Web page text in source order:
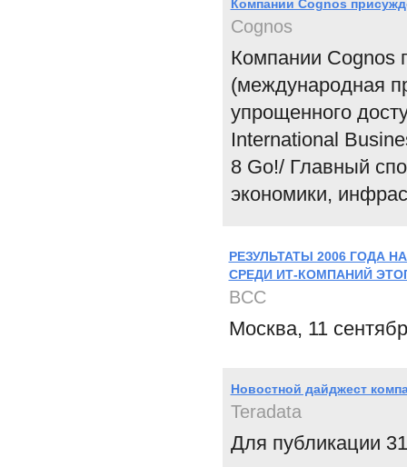
Компании Cognos
Cognos
Компании Cognos
(международная
упрощенного
International
8 Go!/ Главный
экономики,
РЕЗУЛЬТАТЫ 2006 ГОДА
СРЕДИ ИТ-КОМПАНИЙ
BCC
Москва, 11
Новостной дайджест
Teradata
Для публикации